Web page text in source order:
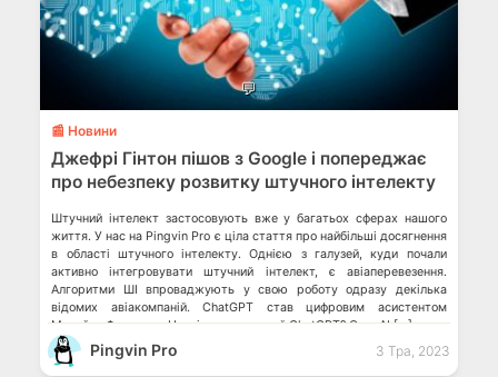
💬
📰 Новини
Джефрі Гінтон пішов з Google і попереджає
про небезпеку розвитку штучного інтелекту
Штучний інтелект застосовують вже у багатьох сферах нашого
життя. У нас на Pingvin Pro є ціла стаття про найбільші досягнення
в області штучного інтелекту. Однією з галузей, куди почали
активно інтегровувати штучний інтелект, є авіаперевезення.
Алгоритми ШІ впроваджують у свою роботу одразу декілька
відомих авіакомпаній. ChatGPT став цифровим асистентом
Михайла Федорова Наскільки розумний ChatGPT? OpenAI […]
Pingvin Pro 3 Тра, 2023